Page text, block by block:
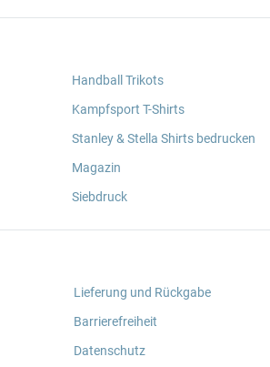
Handball Trikots
Kampfsport T-Shirts
Stanley & Stella Shirts bedrucken
Magazin
Siebdruck
Lieferung und Rückgabe
Barrierefreiheit
Datenschutz